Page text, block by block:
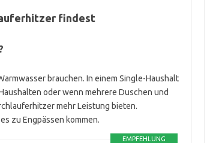
findest
brauchen. In einem Single-Haushalt
oder wenn mehrere Duschen und
mehr Leistung bieten.
zu Engpässen kommen.
EMPFEHLUNG